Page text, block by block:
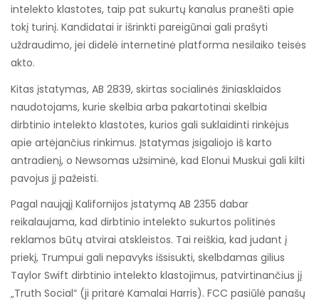
intelekto klastotes, taip pat sukurtų kanalus pranešti apie
tokį turinį. Kandidatai ir išrinkti pareigūnai gali prašyti
uždraudimo, jei didelė internetinė platforma nesilaiko teisės
akto.
Kitas įstatymas, AB 2839, skirtas socialinės žiniasklaidos
naudotojams, kurie skelbia arba pakartotinai skelbia
dirbtinio intelekto klastotes, kurios gali suklaidinti rinkėjus
apie artėjančius rinkimus. Įstatymas įsigaliojo iš karto
antradienį, o Newsomas užsiminė, kad Elonui Muskui gali kilti
pavojus jį pažeisti.
Pagal naująjį Kalifornijos įstatymą AB 2355 dabar
reikalaujama, kad dirbtinio intelekto sukurtos politinės
reklamos būtų atvirai atskleistos. Tai reiškia, kad judant į
priekį, Trumpui gali nepavyks išsisukti, skelbdamas gilius
Taylor Swift dirbtinio intelekto klastojimus, patvirtinančius jį
„Truth Social“ (ji pritarė Kamalai Harris). FCC pasiūlė panašų